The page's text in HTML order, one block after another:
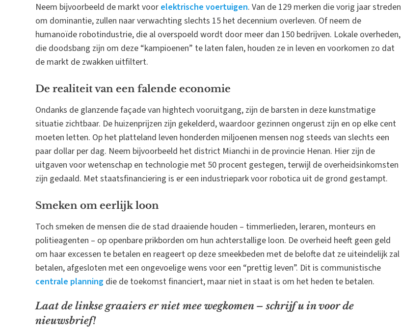
Neem bijvoorbeeld de markt voor elektrische voertuigen. Van de 129 merken die vorig jaar streden
om dominantie, zullen naar verwachting slechts 15 het decennium overleven. Of neem de
humanoïde robotindustrie, die al overspoeld wordt door meer dan 150 bedrijven. Lokale overheden,
die doodsbang zijn om deze “kampioenen” te laten falen, houden ze in leven en voorkomen zo dat
de markt de zwakken uitfiltert.
De realiteit van een falende economie
Ondanks de glanzende façade van hightech vooruitgang, zijn de barsten in deze kunstmatige
situatie zichtbaar. De huizenprijzen zijn gekelderd, waardoor gezinnen ongerust zijn en op elke cent
moeten letten. Op het platteland leven honderden miljoenen mensen nog steeds van slechts een
paar dollar per dag. Neem bijvoorbeeld het district Mianchi in de provincie Henan. Hier zijn de
uitgaven voor wetenschap en technologie met 50 procent gestegen, terwijl de overheidsinkomsten
zijn gedaald. Met staatsfinanciering is er een industriepark voor robotica uit de grond gestampt.
Smeken om eerlijk loon
Toch smeken de mensen die de stad draaiende houden – timmerlieden, leraren, monteurs en
politieagenten – op openbare prikborden om hun achterstallige loon. De overheid heeft geen geld
om haar excessen te betalen en reageert op deze smeekbeden met de belofte dat ze uiteindelijk zal
betalen, afgesloten met een ongevoelige wens voor een “prettig leven”. Dit is communistische
centrale planning die de toekomst financiert, maar niet in staat is om het heden te betalen.
Laat de linkse graaiers er niet mee wegkomen – schrijf u in voor de
nieuwsbrief!